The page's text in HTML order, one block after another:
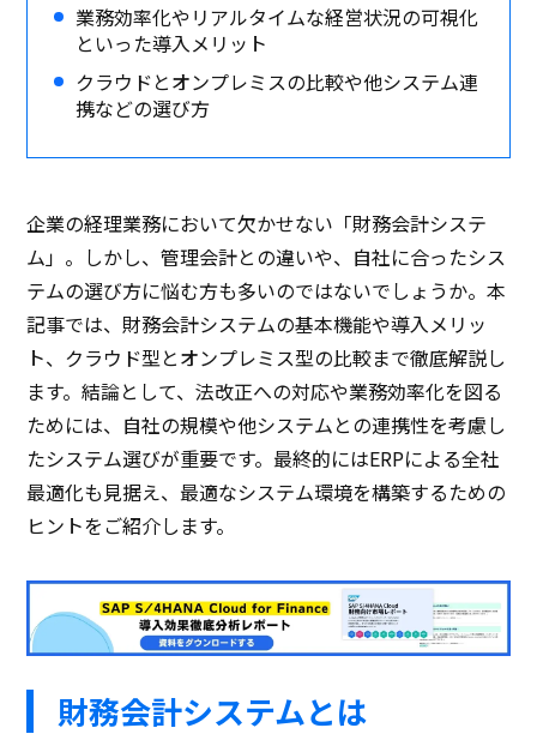
業務効率化やリアルタイムな経営状況の可視化
といった導入メリット
クラウドとオンプレミスの比較や他システム連
携などの選び方
企業の経理業務において欠かせない「財務会計システ
ム」。しかし、管理会計との違いや、自社に合ったシス
テムの選び方に悩む方も多いのではないでしょうか。本
記事では、財務会計システムの基本機能や導入メリッ
ト、クラウド型とオンプレミス型の比較まで徹底解説し
ます。結論として、法改正への対応や業務効率化を図る
ためには、自社の規模や他システムとの連携性を考慮し
たシステム選びが重要です。最終的にはERPによる全社
最適化も見据え、最適なシステム環境を構築するための
ヒントをご紹介します。
財務会計システムとは